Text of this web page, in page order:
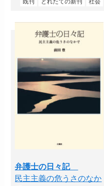
既刊 とれたての新刊 社会
弁護士の日々記
民主主義の危うさのなか